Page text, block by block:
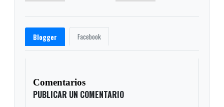
Blogger Facebook
Comentarios
PUBLICAR UN COMENTARIO